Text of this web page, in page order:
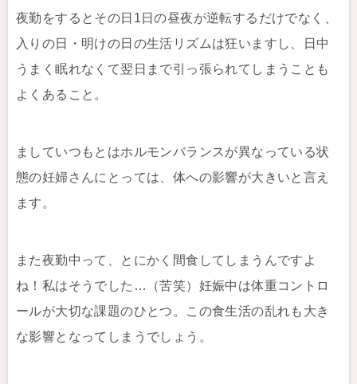
夜勤をするとその日1日の昼夜が逆転するだけでなく、
入りの日・明けの日の生活リズムは狂いますし、日中
うまく眠れなくて翌日まで引っ張られてしまうことも
よくあること。
ましていつもとはホルモンバランスが異なっている状
態の妊婦さんにとっては、体への影響が大きいと言え
ます。
また夜勤中って、とにかく間食してしまうんですよ
ね！私はそうでした…（苦笑）妊娠中は体重コントロ
ールが大切な課題のひとつ。この食生活の乱れも大き
な影響となってしまうでしょう。